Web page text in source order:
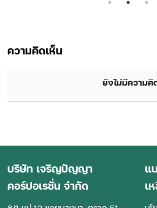
ความคิดเห็น
ยังไม่มีความคิ
บริษัท เจริญปัญญา
คอร์ปอเรชั่น จำกัด
แ
เ